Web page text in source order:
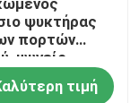
ψυκτήρας
πορτών
ψυγείο
ποτών
των οδηγήσεων
τιμή